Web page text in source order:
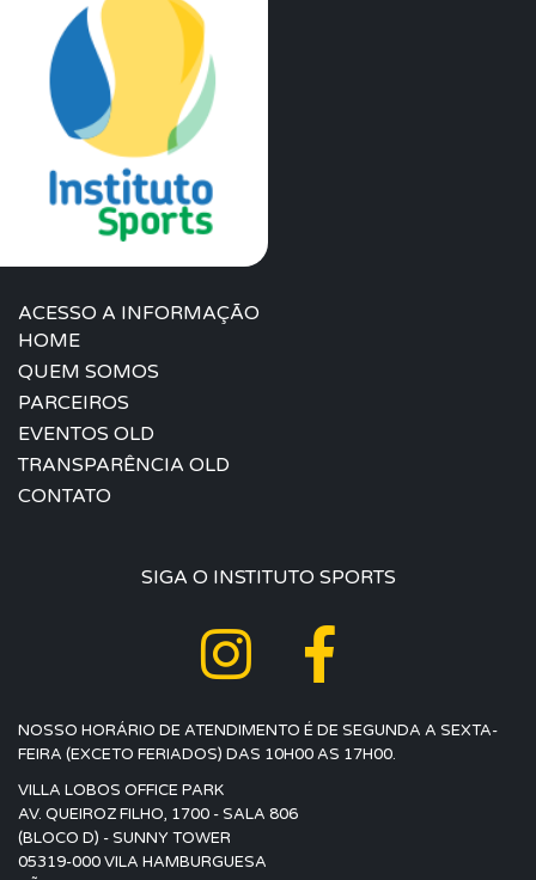
ACESSO A INFORMAÇÃO
HOME
QUEM SOMOS
PARCEIROS
EVENTOS OLD
TRANSPARÊNCIA OLD
CONTATO
SIGA O INSTITUTO SPORTS
NOSSO HORÁRIO DE ATENDIMENTO É DE SEGUNDA A SEXTA-
FEIRA (EXCETO FERIADOS) DAS 10H00 AS 17H00.
VILLA LOBOS OFFICE PARK
AV. QUEIROZ FILHO, 1700 - SALA 806
(BLOCO D) - SUNNY TOWER
05319-000 VILA HAMBURGUESA